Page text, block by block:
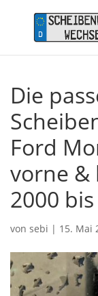
Die
Ford
vorne &
2000
von sebi | 15. Mai